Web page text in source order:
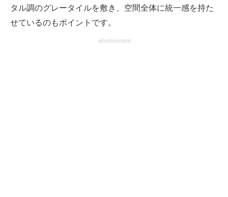
タル調のグレータイルを敷き、空間全体に統一感を持た
せているのもポイントです。
advertisement